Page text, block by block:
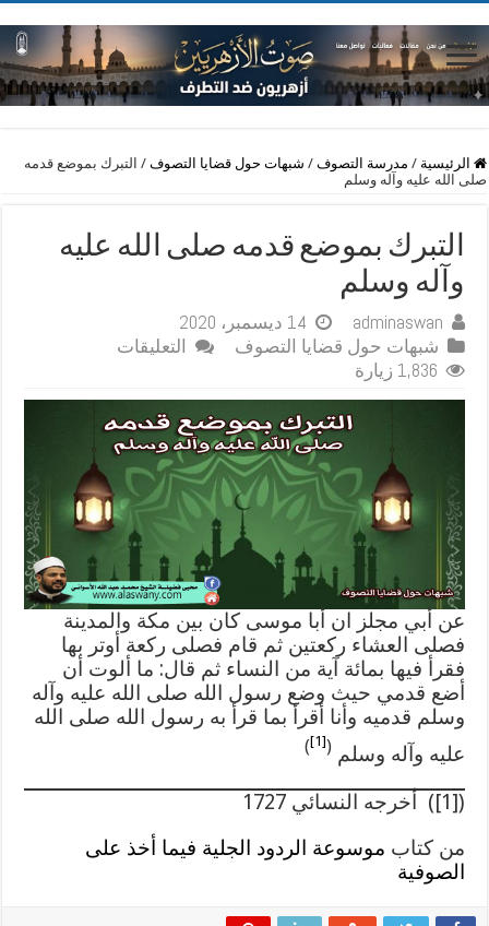
الرئيسية / مدرسة التصوف / شبهات حول قضايا التصوف / التبرك بموضع قدمه
صلى الله عليه وآله وسلم
التبرك بموضع قدمه صلى الله عليه
وآله وسلم
adminaswan
14 ديسمبر، 2020
شبهات حول قضايا التصوف
التعليقات
قدمه
صلى
الله
عليه
وآله
وسلم
مغلقة
1,836 زيارة
عن أبي مجلز ان أبا موسى كان بين مكة والمدينة
فصلى العشاء ركعتين ثم قام فصلى ركعة أوتر بها
فقرأ فيها بمائة آية من النساء ثم قال: ما ألوت أن
أضع قدمي حيث وضع رسول الله صلى الله عليه وآله
وسلم قدميه وأنا أقرأ بما قرأ به رسول الله صلى الله
عليه وآله وسلم(
[1]
)
([1]) أخرجه النسائي 1727
من كتاب موسوعة الردود الجلية فيما أخذ على
الصوفية